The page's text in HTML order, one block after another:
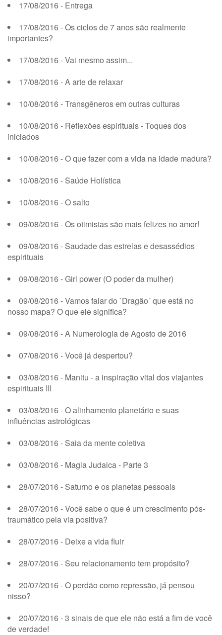
17/08/2016 - Entrega
17/08/2016 - Os ciclos de 7 anos são realmente
importantes?
17/08/2016 - Vai mesmo assim...
17/08/2016 - A arte de relaxar
10/08/2016 - Transgêneros em outras culturas
10/08/2016 - Reflexões espirituais - Toques dos
iniciados
10/08/2016 - O que fazer com a vida na idade madura?
10/08/2016 - Saúde Holística
10/08/2016 - O salto
09/08/2016 - Os otimistas são mais felizes no amor!
09/08/2016 - Saudade das estrelas e desassédios
espirituais
09/08/2016 - Girl power (O poder da mulher)
09/08/2016 - Vamos falar do `Dragão´ que está no
nosso mapa? O que ele significa?
09/08/2016 - A Numerologia de Agosto de 2016
07/08/2016 - Você já despertou?
03/08/2016 - Manitu - a inspiração vital dos viajantes
espirituais III
03/08/2016 - O alinhamento planetário e suas
influências astrológicas
03/08/2016 - Saia da mente coletiva
03/08/2016 - Magia Judaica - Parte 3
28/07/2016 - Saturno e os planetas pessoais
28/07/2016 - Você sabe o que é um crescimento pós-
traumático pela via positiva?
28/07/2016 - Deixe a vida fluir
28/07/2016 - Seu relacionamento tem propósito?
20/07/2016 - O perdão como repressão, já pensou
nisso?
20/07/2016 - 3 sinais de que ele não está a fim de você
de verdade!